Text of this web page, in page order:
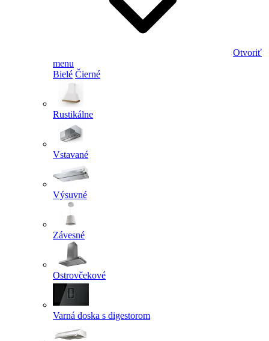
Otvoriť
menu
Bielé Čierné
Rustikálne
Vstavané
Výsuvné
Závesné
Ostrovčekové
Varná doska s digestorom